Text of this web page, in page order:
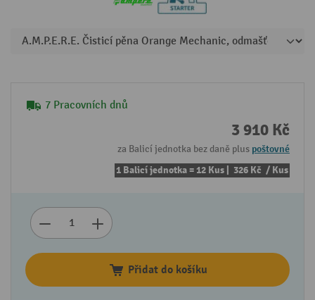
7 Pracovních dnů
3 910 Kč
za Balicí jednotka bez daně plus poštovné
1 Balicí jednotka = 12 Kus | 326 Kč / Kus
Přidat do košíku